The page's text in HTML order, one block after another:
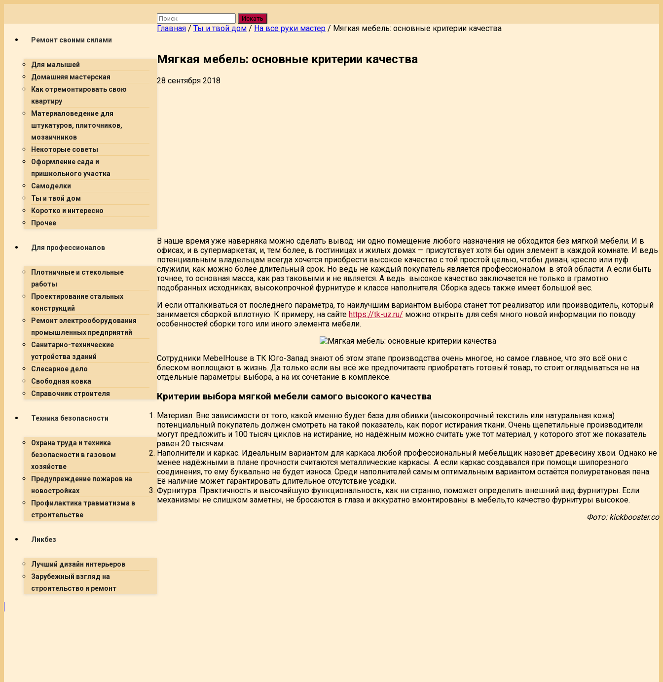
Ремонт своими силами
Для малышей
Домашняя мастерская
Как отремонтировать свою
квартиру
Материаловедение для
штукатуров, плиточников,
мозаичников
Некоторые советы
Оформление сада и
пришкольного участка
Самоделки
Ты и твой дом
Коротко и интересно
Прочее
Для профессионалов
Плотничные и стекольные
работы
Проектирование стальных
конструкций
Ремонт электрооборудования
промышленных предприятий
Санитарно-технические
устройства зданий
Слесарное дело
Свободная ковка
Справочник строителя
Техника безопасности
Охрана труда и техника
безопасности в газовом
хозяйстве
Предупреждение пожаров на
новостройках
Профилактика травматизма в
строительстве
Ликбез
Лучший дизайн интерьеров
Зарубежный взгляд на
строительство и ремонт
Искать
Главная / Ты и твой дом / На все руки мастер / Мягкая мебель: основные критерии качества
Мягкая мебель: основные критерии качества
28 сентября 2018
В наше время уже наверняка можно сделать вывод: ни одно помещение любого назначения не обходится без мягкой мебели. И в
офисах, и в супермаркетах, и, тем более, в гостиницах и жилых домах — присутствует хотя бы один элемент в каждой комнате. И ведь
потенциальным владельцам всегда хочется приобрести высокое качество с той простой целью, чтобы диван, кресло или пуф
служили, как можно более длительный срок. Но ведь не каждый покупатель является профессионалом в этой области. А если быть
точнее, то основная масса, как раз таковыми и не является. А ведь высокое качество заключается не только в грамотно
подобранных исходниках, высокопрочной фурнитуре и классе наполнителя. Сборка здесь также имеет большой вес.
И если отталкиваться от последнего параметра, то наилучшим вариантом выбора станет тот реализатор или производитель, который
занимается сборкой вплотную. К примеру, на сайте https://tk-uz.ru/ можно открыть для себя много новой информации по поводу
особенностей сборки того или иного элемента мебели.
Сотрудники MebelHouse в ТК Юго-Запад знают об этом этапе производства очень многое, но самое главное, что это всё они с
блеском воплощают в жизнь. Да только если вы всё же предпочитаете приобретать готовый товар, то стоит оглядываться не на
отдельные параметры выбора, а на их сочетание в комплексе.
Критерии выбора мягкой мебели самого высокого качества
Материал. Вне зависимости от того, какой именно будет база для обивки (высокопрочный текстиль или натуральная кожа)
потенциальный покупатель должен смотреть на такой показатель, как порог истирания ткани. Очень щепетильные производители
могут предложить и 100 тысяч циклов на истирание, но надёжным можно считать уже тот материал, у которого этот же показатель
равен 20 тысячам.
Наполнители и каркас. Идеальным вариантом для каркаса любой профессиональный мебельщик назовёт древесину хвои. Однако не
менее надёжными в плане прочности считаются металлические каркасы. А если каркас создавался при помощи шипорезного
соединения, то ему буквально не будет износа. Среди наполнителей самым оптимальным вариантом остаётся полиуретановая пена.
Её наличие может гарантировать длительное отсутствие усадки.
Фурнитура. Практичность и высочайшую функциональность, как ни странно, поможет определить внешний вид фурнитуры. Если
механизмы не слишком заметны, не бросаются в глаза и аккуратно вмонтированы в мебель,то качество фурнитуры высокое.
Фото: kickbooster.co